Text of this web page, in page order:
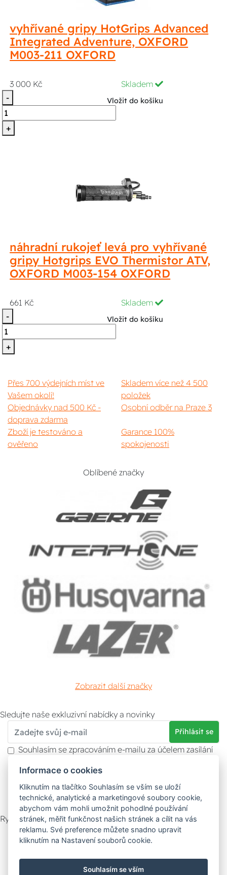
vyhřívané gripy HotGrips Advanced
Integrated Adventure, OXFORD
M003-211 OXFORD
3 000 Kč
Skladem
-
+
Vložit do košíku
náhradní rukojeť levá pro vyhřívané
gripy Hotgrips EVO Thermistor ATV,
OXFORD M003-154 OXFORD
661 Kč
Skladem
-
+
Vložit do košíku
Přes 700 výdejních míst ve
Vašem okolí!
Skladem více než 4 500
položek
Objednávky nad 500 Kč -
doprava zdarma
Osobní odběr na Praze 3
Zboží je testováno a
ověřeno
Garance 100%
spokojenosti
Oblíbené značky
Zobrazit další značky
Sledujte naše exkluzivní nabídky a novinky
Přihlásit se
Souhlasím se zpracováním e-mailu za účelem zasílání
Více informací naleznete v
údajů . Souhlas můžete kdykoliv odvolat.
Rychlý kontakt
Zákaznický servis Vyzvednutí zboží
Informace o cookies
Kliknutím na tlačítko Souhlasím se vším se uloží
technické, analytické a marketingové soubory cookie,
abychom vám mohli umožnit pohodlné používání
stránek, měřit funkčnost našich stránek a cílit na vás
reklamu. Své preference můžete snadno upravit
kliknutím na Nastavení souborů cookie.
Souhlasím se vším